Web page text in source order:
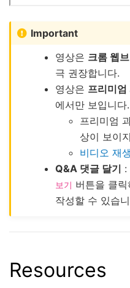
Important
영상은 크롬 웹
극 권장합니다.
영상은 프리미엄
에서만 보입니다.
프리미엄
상이 보이
비디오 재
Q&A 댓글 달기 :
보기 버튼을 클
작성할 수 있습
Resources